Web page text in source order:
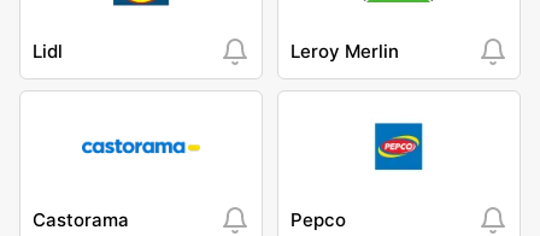
Lidl Leroy Merlin
Castorama Pepco